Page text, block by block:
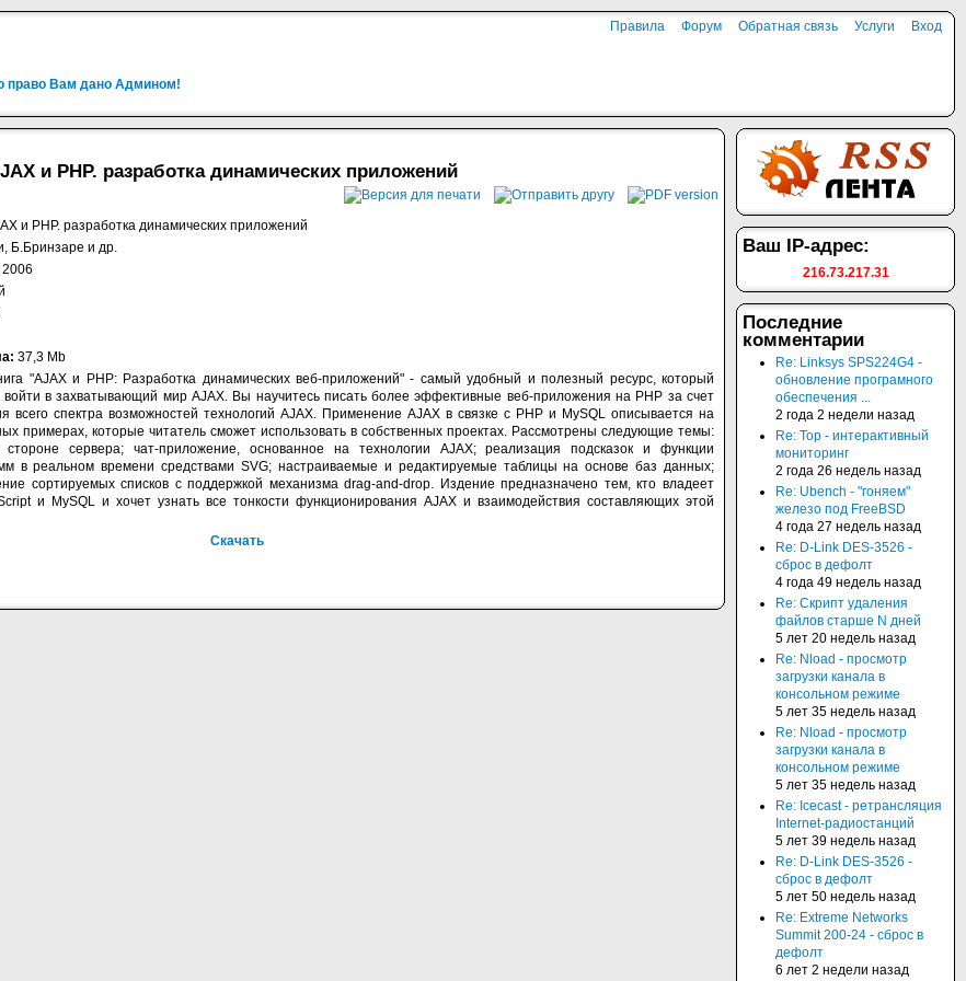
право Вам дано Админом!
Правила Форум Обратная связь Услуги Вход
и PHP. разработка динамических приложений
и PHP. разработка динамических приложений
Б.Бринзаре и др.
2006
37,3 Mb
"AJAX и PHP: Разработка динамических веб-приложений" - самый удобный и полезный ресурс, который
в захватывающий мир AJAX. Вы научитесь писать более эффективные веб-приложения на PHP за счет
всего спектра возможностей технологий AJAX. Применение AJAX в связке с PHP и MySQL описывается на
примерах, которые читатель сможет использовать в собственных проектах. Рассмотрены следующие темы:
сервера; чат-приложение, основанное на технологии AJAX; реализация подсказок и функции
в реальном времени средствами SVG; настраиваемые и редактируемые таблицы на основе баз данных;
сортируемых списков с поддержкой механизма drag-and-drop. Издение предназначено тем, кто владеет
и MySQL и хочет узнать все тонкости функционирования AJAX и взаимодействия составляющих этой
Скачать
Ваш IP-адрес:
216.73.217.31
Последние
комментарии
Re: Linksys SPS224G4 -
обновление програмного
обеспечения ...
2 года 2 недели назад
Re: Top - интерактивный
мониторинг
2 года 26 недель назад
Re: Ubench - "гоняем"
железо под FreeBSD
4 года 27 недель назад
Re: D-Link DES-3526 -
сброс в дефолт
4 года 49 недель назад
Re: Скрипт удаления
файлов старше N дней
5 лет 20 недель назад
Re: Nload - просмотр
загрузки канала в
консольном режиме
5 лет 35 недель назад
Re: Nload - просмотр
загрузки канала в
консольном режиме
5 лет 35 недель назад
Re: Icecast - ретрансляция
Internet-радиостанций
5 лет 39 недель назад
Re: D-Link DES-3526 -
сброс в дефолт
5 лет 50 недель назад
Re: Extreme Networks
Summit 200-24 - сброс в
дефолт
6 лет 2 недели назад